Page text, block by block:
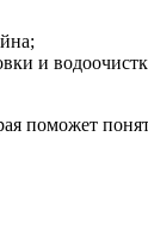
и
поможет